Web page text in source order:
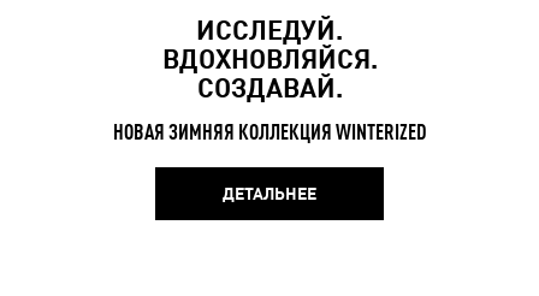
ИССЛЕДУЙ.
ВДОХНОВЛЯЙСЯ.
СОЗДАВАЙ.
НОВАЯ ЗИМНЯЯ КОЛЛЕКЦИЯ WINTERIZED
ДЕТАЛЬНЕЕ